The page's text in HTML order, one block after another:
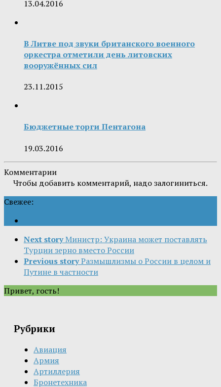
13.04.2016
В Литве под звуки британского военного
оркестра отметили день литовских
вооружённых сил
23.11.2015
Бюджетные торги Пентагона
19.03.2016
Комментарии
Чтобы добавить комментарий, надо залогиниться.
Свежее:
Next story Министр: Украина может поставлять
Турции зерно вместо России
Previous storyРазмышлизмы о России в целом и
Путине в частности
Привет, гость!
Рубрики
Авиация
Армия
Артиллерия
Бронетехника